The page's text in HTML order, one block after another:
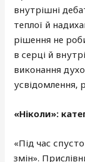
внутрішні
теплої й
рішення не
в серці й
виконання
усвідомлення,
«Ніколи»:
«Під час
змін».